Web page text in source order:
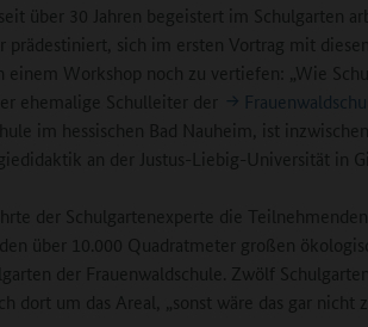
über 30 Jahren begeistert im Schulgarten
prädestiniert, sich im ersten Vortrag mit
einem Workshop noch zu vertiefen: „Wie
ehemalige Schulleiter der
im hessischen Bad Nauheim, ist
an der Justus-Liebig-Universität in
der Schulgartenexperte die
über 10.000 Quadratmeter großen
der Frauenwaldschule. Zwölf
dort um das Areal, „sonst wäre das gar nicht